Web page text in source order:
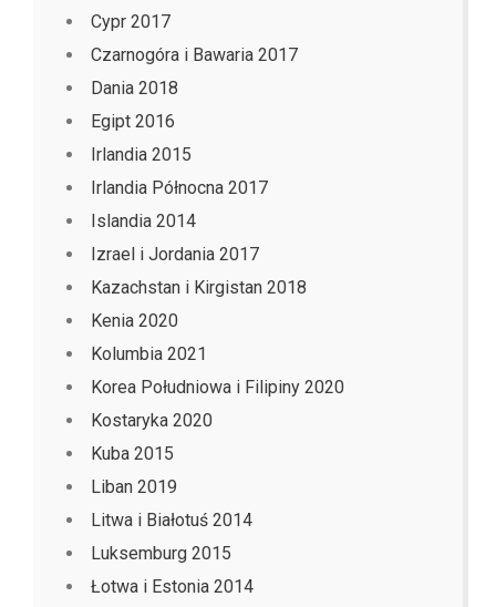
Cypr 2017
Czarnogóra i Bawaria 2017
Dania 2018
Egipt 2016
Irlandia 2015
Irlandia Północna 2017
Islandia 2014
Izrael i Jordania 2017
Kazachstan i Kirgistan 2018
Kenia 2020
Kolumbia 2021
Korea Południowa i Filipiny 2020
Kostaryka 2020
Kuba 2015
Liban 2019
Litwa i Białotuś 2014
Luksemburg 2015
Łotwa i Estonia 2014